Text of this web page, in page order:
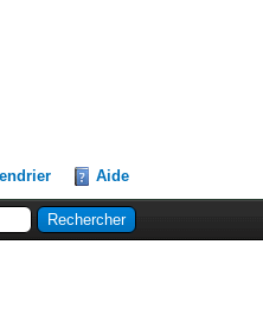
Aide